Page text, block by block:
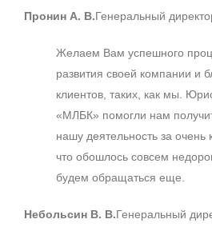
Пронин А. В.Генеральный
Желаем Вам успешного
развития своей компании и
клиентов, таких, как мы.
«МЛБК» помогли нам
нашу деятельность за очень
что обошлось совсем
будем обращаться еще.
Небольсин В. В.Генеральный